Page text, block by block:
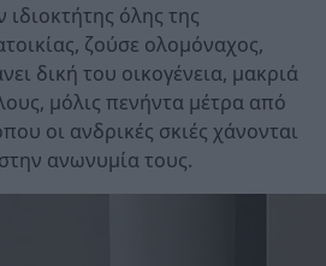
όλης της
ζούσε ολομόναχος,
δική του οικογένεια, μακριά
μόλις πενήντα μέτρα από
οι ανδρικές σκιές χάνονται
ανωνυμία τους.